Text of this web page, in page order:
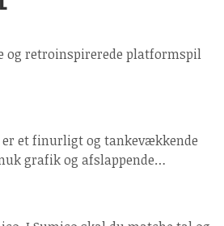
og retroinspirerede platformspil
er et finurligt og tankevækkende
grafik og afslappende…